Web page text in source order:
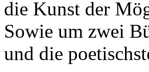
die Kunst der
Sowie um zwei
und die